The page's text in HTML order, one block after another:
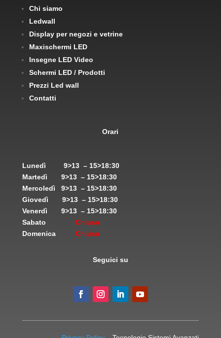
Chi siamo
Ledwall
Display per negozi e vetrine
Maxischermi LED
Insegne LED Video
Schermi LED / Prodotti
Prezzi Led wall
Contatti
Orari
Lunedì 9>13 – 15>18:30
Martedì 9>13 – 15>18:30
Mercoledì 9>13 – 15>18:30
Giovedì 9>13 – 15>18:30
Venerdì 9>13 – 15>18:30
Sabato
Chiuso
Domenica
Chiuso
Seguici su